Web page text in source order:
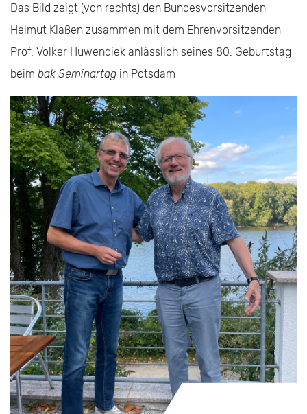
Das Bild zeigt (von rechts) den Bundesvorsitzenden
Helmut Klaßen zusammen mit dem Ehrenvorsitzenden
Prof. Volker Huwendiek anlässlich seines 80. Geburtstag
beim bak Seminartag in Potsdam